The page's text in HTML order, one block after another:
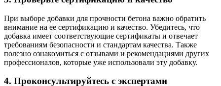
При выборе добавки для прочности бетона важно обратить
внимание на ее сертификацию и качество. Убедитесь, что
добавка имеет соответствующие сертификаты и отвечает
требованиям безопасности и стандартам качества. Также
полезно ознакомиться с отзывами и рекомендациями других
профессионалов, которые уже использовали эту добавку.
4. Проконсультируйтесь с экспертами